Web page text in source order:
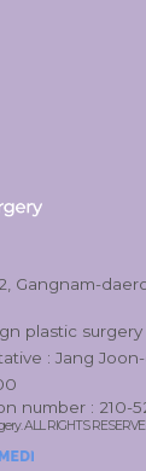
Gangnam-
plastic surgery
: Jang
number : 210-
ALL RIGHTS